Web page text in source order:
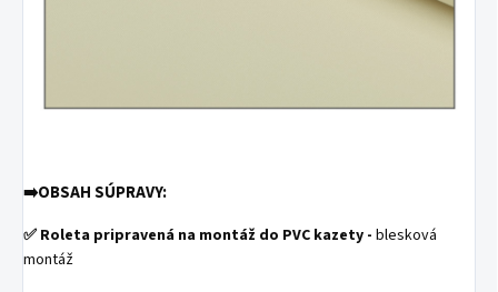
➡️OBSAH SÚPRAVY:
✅ Roleta pripravená na montáž do PVC kazety - blesková
montáž